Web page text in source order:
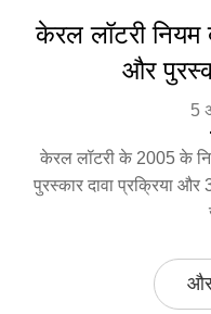
केरल लॉटरी
और
5
केरल लॉटरी के 2005 के
पुरस्कार दावा प्रक्रिया और